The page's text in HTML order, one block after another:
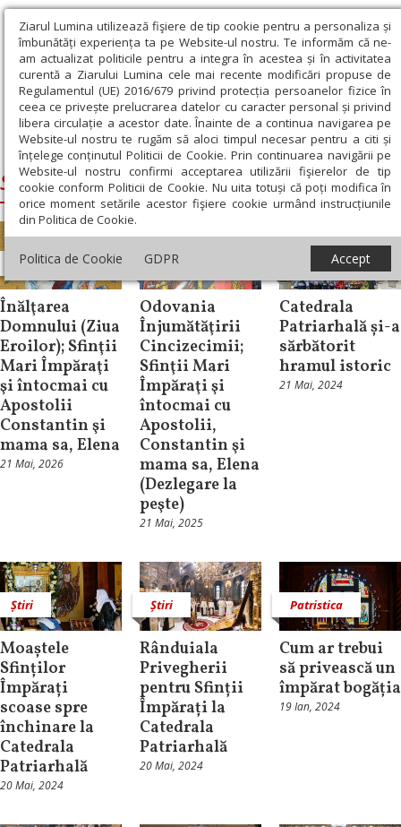
Ziarul Lumina utilizează fişiere de tip cookie pentru a personaliza și
îmbunătăți experiența ta pe Website-ul nostru. Te informăm că ne-
am actualizat politicile pentru a integra în acestea și în activitatea
curentă a Ziarului Lumina cele mai recente modificări propuse de
Regulamentul (UE) 2016/679 privind protecția persoanelor fizice în
ceea ce privește prelucrarea datelor cu caracter personal și privind
libera circulație a acestor date. Înainte de a continua navigarea pe
Website-ul nostru te rugăm să aloci timpul necesar pentru a citi și
înțelege conținutul Politicii de Cookie. Prin continuarea navigării pe
Website-ul nostru confirmi acceptarea utilizării fişierelor de tip
cookie conform Politicii de Cookie. Nu uita totuși că poți modifica în
orice moment setările acestor fişiere cookie urmând instrucțiunile
din Politica de Cookie.
Politica de Cookie GDPR Accept
Ziarul Lumina › Sfintii Imparati Constantin si Elena
Sfintii Imparati Constantin si Elena
Sinaxar
Înălţarea
Domnului (Ziua
Eroilor); Sfinţii
Mari Împăraţi
şi întocmai cu
Apostolii
Constantin şi
mama sa, Elena
21 Mai, 2026
Sinaxar
Odovania
Înjumătăţirii
Cincizecimii;
Sfinţii Mari
Împăraţi şi
întocmai cu
Apostolii,
Constantin şi
mama sa, Elena
(Dezlegare la
peşte)
21 Mai, 2025
Catedrala
Patriarhală și-a
sărbătorit
hramul istoric
21 Mai, 2024
Știri
Moaștele
Sfinților
Împărați
scoase spre
închinare la
Catedrala
Patriarhală
20 Mai, 2024
Știri
Rânduiala
Privegherii
pentru Sfinții
Împărați la
Catedrala
Patriarhală
20 Mai, 2024
Patristica
Cum ar trebui
să privească un
împărat bogăția
19 Ian, 2024